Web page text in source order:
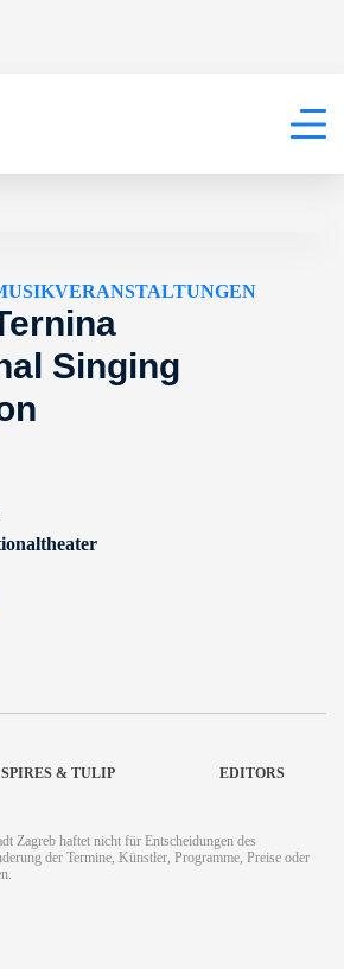
Singing
& TULIP EDITORS
Zagreb haftet nicht für Entscheidungen des
der Termine, Künstler, Programme, Preise oder